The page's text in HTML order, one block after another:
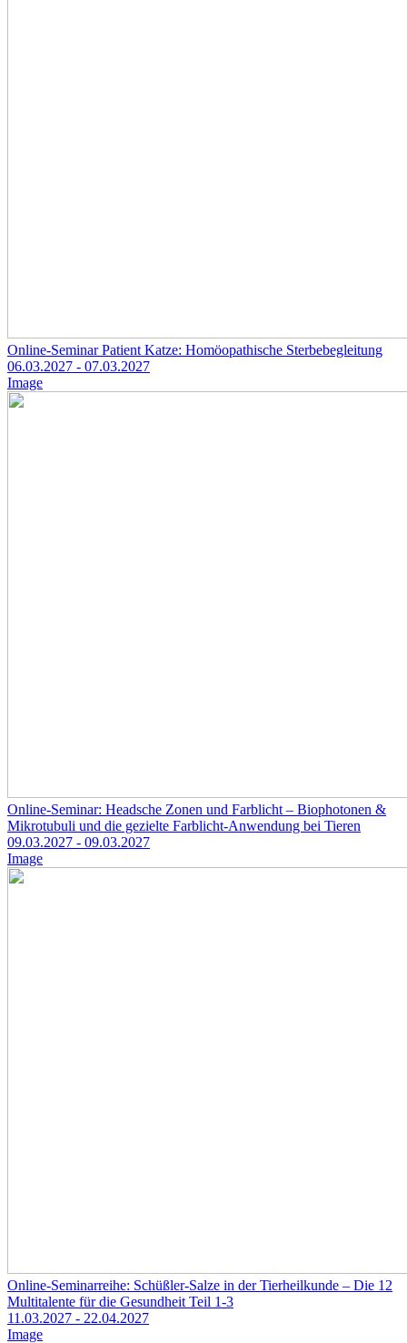
Online-Seminar Patient Katze: Homöopathische Sterbebegleitung
06.03.2027 - 07.03.2027
Image
Online-Seminar: Headsche Zonen und Farblicht – Biophotonen &
Mikrotubuli und die gezielte Farblicht-Anwendung bei Tieren
09.03.2027 - 09.03.2027
Image
Online-Seminarreihe: Schüßler-Salze in der Tierheilkunde – Die 12
Multitalente für die Gesundheit Teil 1-3
11.03.2027 - 22.04.2027
Image